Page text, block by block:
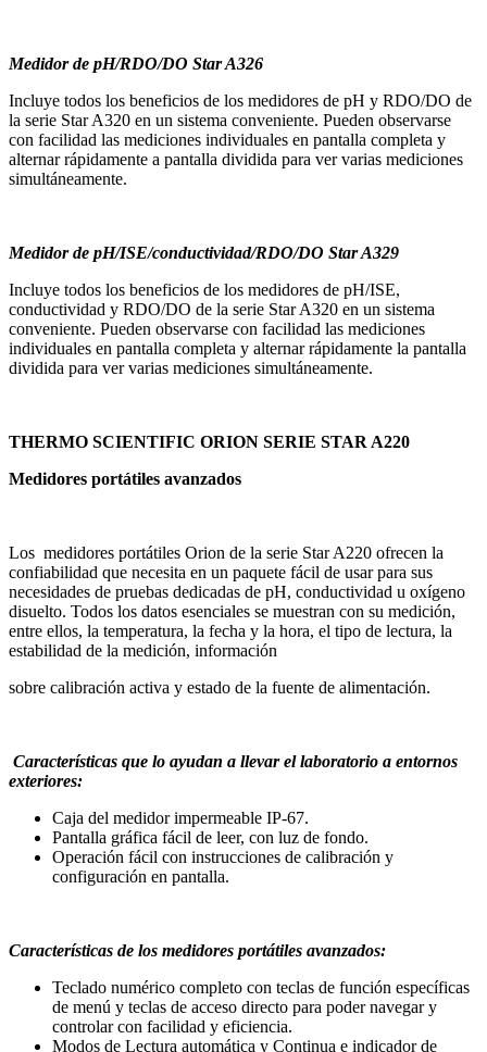
Medidor de pH/RDO/DO Star A326
Incluye todos los beneficios de los medidores de pH y RDO/DO de
la serie Star A320 en un sistema conveniente. Pueden observarse
con facilidad las mediciones individuales en pantalla completa y
alternar rápidamente a pantalla dividida para ver varias mediciones
simultáneamente.
Medidor de pH/ISE/conductividad/RDO/DO Star A329
Incluye todos los beneficios de los medidores de pH/ISE,
conductividad y RDO/DO de la serie Star A320 en un sistema
conveniente. Pueden observarse con facilidad las mediciones
individuales en pantalla completa y alternar rápidamente la pantalla
dividida para ver varias mediciones simultáneamente.
THERMO SCIENTIFIC ORION SERIE STAR A220
Medidores portátiles avanzados
Los medidores portátiles Orion de la serie Star A220 ofrecen la
confiabilidad que necesita en un paquete fácil de usar para sus
necesidades de pruebas dedicadas de pH, conductividad u oxígeno
disuelto. Todos los datos esenciales se muestran con su medición,
entre ellos, la temperatura, la fecha y la hora, el tipo de lectura, la
estabilidad de la medición, información
sobre calibración activa y estado de la fuente de alimentación.
Características que lo ayudan a llevar el laboratorio a entornos
exteriores:
Caja del medidor impermeable IP-67.
Pantalla gráfica fácil de leer, con luz de fondo.
Operación fácil con instrucciones de calibración y
configuración en pantalla.
Características de los medidores portátiles avanzados:
Teclado numérico completo con teclas de función específicas
de menú y teclas de acceso directo para poder navegar y
controlar con facilidad y eficiencia.
Modos de Lectura automática y Continua e indicador de